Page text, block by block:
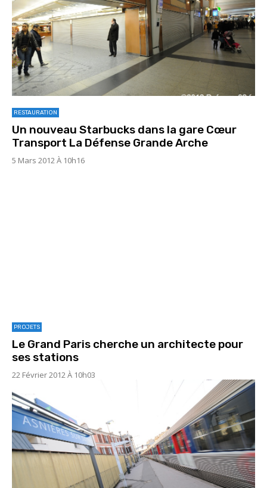
RESTAURATION
Un nouveau Starbucks dans la gare Cœur
Transport La Défense Grande Arche
5 Mars 2012 À 10h16
PROJETS
Le Grand Paris cherche un architecte pour
ses stations
22 Février 2012 À 10h03